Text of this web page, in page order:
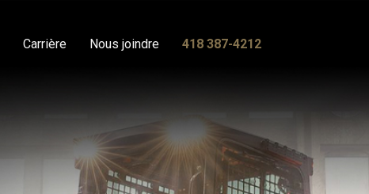
Carrière Nous joindre 418 387-4212